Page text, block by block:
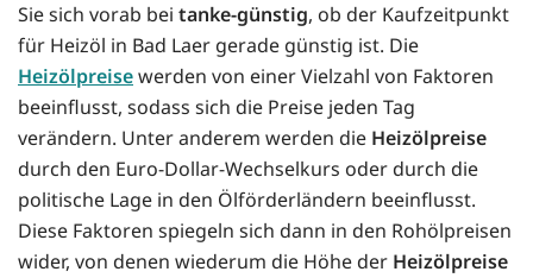
Sie sich vorab bei tanke-günstig, ob der Kaufzeitpunkt
für Heizöl in Bad Laer gerade günstig ist. Die
Heizölpreisewerden von einer Vielzahl von Faktoren
beeinflusst, sodass sich die Preise jeden Tag
verändern. Unter anderem werden die Heizölpreise
durch den Euro-Dollar-Wechselkurs oder durch die
politische Lage in den Ölförderländern beeinflusst.
Diese Faktoren spiegeln sich dann in den Rohölpreisen
wider, von denen wiederum die Höhe der Heizölpreise